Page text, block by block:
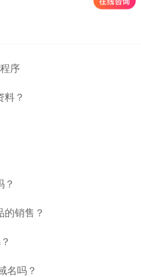
序
料？
？
的销售？
名吗？